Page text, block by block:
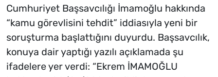
Cumhuriyet Başsavcılığı İmamoğlu hakkında
“kamu görevlisini tehdit” iddiasıyla yeni bir
soruşturma başlattığını duyurdu. Başsavcılık,
konuya dair yaptığı yazılı açıklamada şu
ifadelere yer verdi: “Ekrem İMAMOĞLU